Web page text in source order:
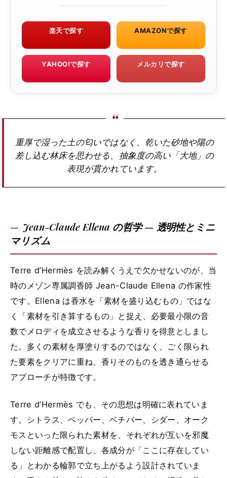
楽天で探す AMAZONで探す
YAHOO!で探す メルカリで探す
重厚で湿った土の匂いではなく、乾いた砂地や陽の
差し込む林床を思わせる、抽象度の高い「大地」の
表現が貫かれています。
Jean-Claude Ellena の哲学 — 透明性とミニ
マリズム
Terre d’Hermès を読み解くうえで欠かせないのが、当
時のメゾン専属調香師 Jean-Claude Ellena の作家性
です。Ellena は香水を「素材を盛り込むもの」ではな
く「素材を引き算するもの」と捉え、必要最小限の音
数でメロディを成立させるような香りを得意としまし
た。多くの素材を厚塗りするのではなく、ごく限られ
た要素をクリアに重ね、香りそのものを透き通らせる
アプローチが特徴です。
Terre d’Hermès でも、その思想は明確に表れていま
す。シトラス、ペッパー、ベチバー、シダー、オーク
モスといった限られた素材を、それぞれが互いを邪魔
しない距離感で配置し、各成分が「ここに存在してい
る」とわかる輪郭で立ち上がるよう設計されていま